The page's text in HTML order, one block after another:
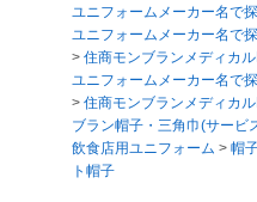
ユニフォームメーカー名で
ユニフォームメーカー名で
> 住商モンブランメディカ
ユニフォームメーカー名で
> 住商モンブランメディカ
ブラン帽子・三角巾(サービ
飲食店用ユニフォーム > 帽
ト帽子